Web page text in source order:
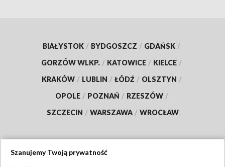
BIAŁYSTOK / BYDGOSZCZ / GDAŃSK /
GORZÓW WLKP. / KATOWICE / KIELCE /
KRAKÓW / LUBLIN / ŁÓDŹ / OLSZTYN /
OPOLE / POZNAŃ / RZESZÓW /
SZCZECIN / WARSZAWA / WROCŁAW
Szanujemy Twoją prywatność